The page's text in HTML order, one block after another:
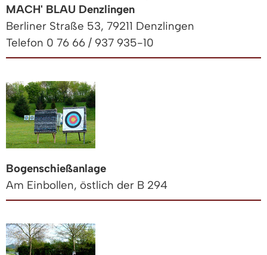
MACH' BLAU Denzlingen
Berliner Straße 53, 79211 Denzlingen
Telefon 0 76 66 / 937 935-10
Bogenschießanlage
Am Einbollen, östlich der B 294